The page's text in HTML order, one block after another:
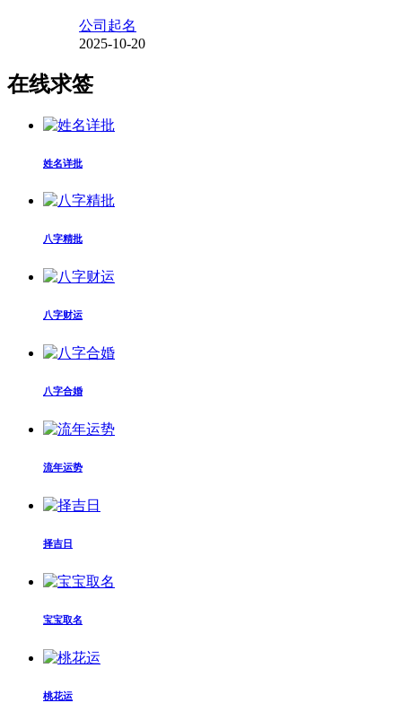
公司起名
2025-10-20
在线求签
姓名详批
八字精批
八字财运
八字合婚
流年运势
择吉日
宝宝取名
桃花运